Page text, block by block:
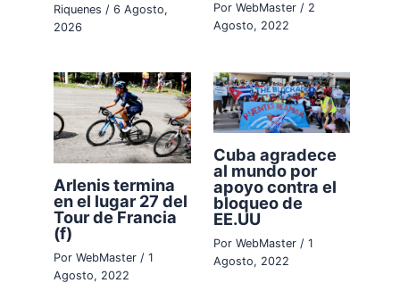
Riquenes/6 Agosto,
2026
Por WebMaster / 2
Agosto, 2022
Arlenis termina
en el lugar 27 del
Tour de Francia
(f)
PorWebMaster /1
Agosto, 2022
Cuba agradece
al mundo por
apoyo contra el
bloqueo de
EE.UU
Por WebMaster / 1
Agosto, 2022